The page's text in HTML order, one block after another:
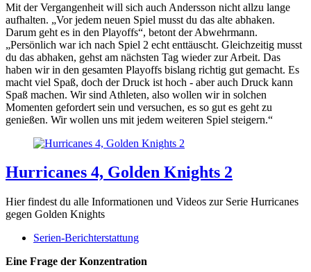
Mit der Vergangenheit will sich auch Andersson nicht allzu lange
aufhalten. „Vor jedem neuen Spiel musst du das alte abhaken.
Darum geht es in den Playoffs“, betont der Abwehrmann.
„Persönlich war ich nach Spiel 2 echt enttäuscht. Gleichzeitig musst
du das abhaken, gehst am nächsten Tag wieder zur Arbeit. Das
haben wir in den gesamten Playoffs bislang richtig gut gemacht. Es
macht viel Spaß, doch der Druck ist hoch - aber auch Druck kann
Spaß machen. Wir sind Athleten, also wollen wir in solchen
Momenten gefordert sein und versuchen, es so gut es geht zu
genießen. Wir wollen uns mit jedem weiteren Spiel steigern.“
Hurricanes 4, Golden Knights 2
Hier findest du alle Informationen und Videos zur Serie Hurricanes
gegen Golden Knights
Serien-Berichterstattung
Eine Frage der Konzentration